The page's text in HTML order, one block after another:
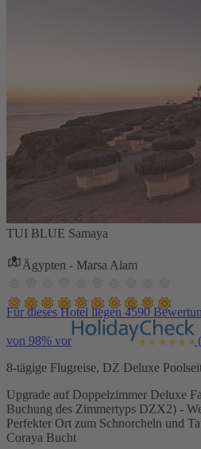
TUI BLUE Samaya
Ägypten - Marsa Alam
Für dieses Hotel liegen 4590
von 98% vor
8-tägige Flugreise, DZ Deluxe
Upgrade auf Doppelzimmer Deluxe
Buchung des Zimmertyps DZX2) -
Perfekter Ort zum Schnorcheln und
Coraya Bucht